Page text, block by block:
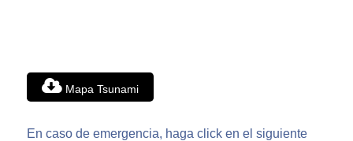
Mapa Tsunami
En caso de emergencia, haga click en el siguiente